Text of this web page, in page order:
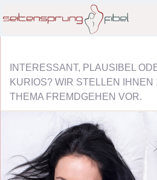
INTERESSANT, PLAUSIBEL
KURIOS? WIR STELLEN IHNEN
THEMA FREMDGEHEN VOR.